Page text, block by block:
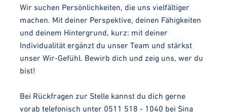
Wir suchen Persönlichkeiten, die uns vielfältiger
machen. Mit deiner Perspektive, deinen Fähigkeiten
und deinem Hintergrund, kurz: mit deiner
Individualität ergänzt du unser Team und stärkst
unser Wir-Gefühl. Bewirb dich und zeig uns, wer du
bist!
Bei Rückfragen zur Stelle kannst du dich gerne
vorab telefonisch unter 0511 518 - 1040 bei Sina